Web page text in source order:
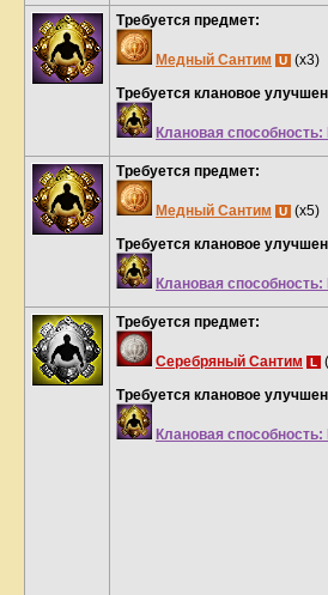
Требуется предмет:
Медный Сантим U (x3)
Требуется клановое
Клановая способность:
Требуется предмет:
Медный Сантим U (x5)
Требуется клановое
Клановая способность:
Требуется предмет:
Серебряный Сантим L
Требуется клановое
Клановая способность: